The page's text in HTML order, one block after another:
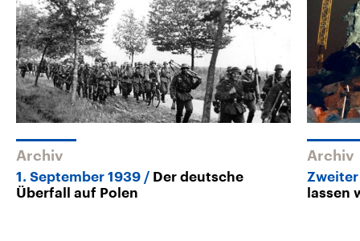
Archiv
1. September 1939
Der deutsche
Überfall auf Polen
Archiv
lassen